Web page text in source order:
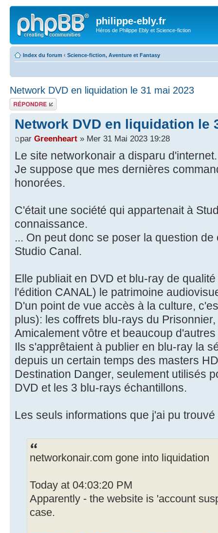
philippe-ebly.fr
Héros de Philippe Ebly et Science-fiction
Index du forum ‹ Science-fiction, Aventure et Fantasy
Network DVD en liquidation le 31 mai 2023
Répondre
Network DVD en liquidation le
par Greenheart » Mer 31 Mai 2023 19:28
Le site networkonair a disparu d'internet.
Je suppose que mes dernières
honorées.
C'était une société qui appartenait à
connaissance.
... On peut donc se poser la question
Studio Canal.
Elle publiait en DVD et blu-ray de
l'édition CANAL) le patrimoine
D'un point de vue accès à la culture,
plus): les coffrets blu-rays du
Amicalement vôtre et beaucoup
Ils s'apprêtaient à publier en blu-ray la
depuis un certain temps des masters
Destination Danger, seulement utilisés
DVD et les 3 blu-rays échantillons.
Les seuls informations que j'ai pu trouvé
networkonair.com gone into liquidation
Today at 04:03:20 PM
Apparently - the website is 'account
case.